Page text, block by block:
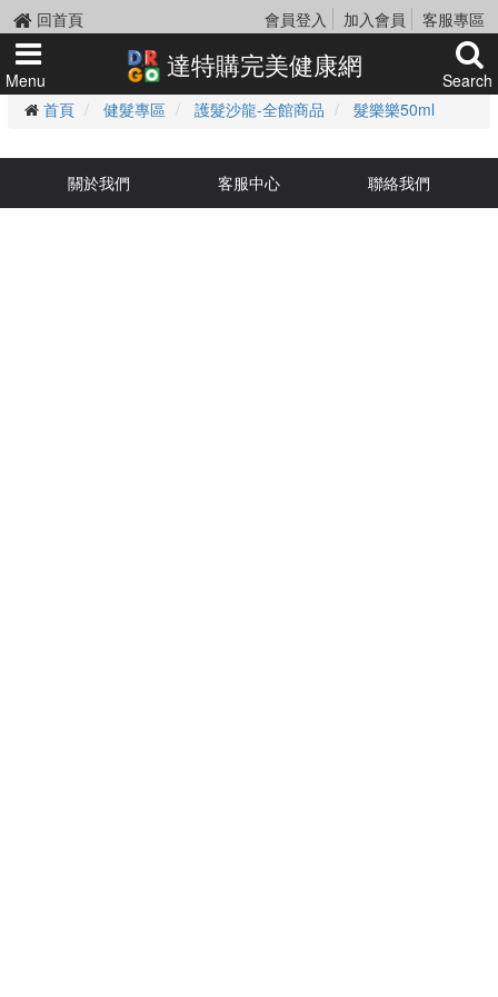
回首頁 會員登入 加入會員 客服專區
Menu 達特購完美健康網
Search
首頁
健髮專區 護髮沙龍-全館商品 髮樂樂50ml
關於我們 客服中心 聯絡我們